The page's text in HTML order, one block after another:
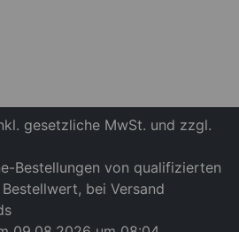
gesetzliche MwSt. und zzgl.
Bestellungen von qualifizierten
bei Versand